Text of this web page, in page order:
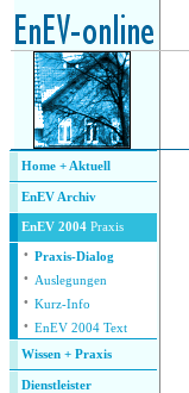
Home + Aktuell
EnEV Archiv
EnEV 2004 Praxis
· Praxis-Dialog
· Auslegungen
· Kurz-Info
· EnEV 2004 Text
Wissen + Praxis
Dienstleister